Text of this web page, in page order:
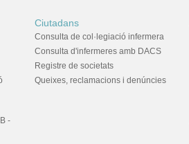
-
Ciutadans
Consulta de col·legiació infermera
Consulta d'infermeres amb DACS
Registre de societats
Queixes, reclamacions i denúncies